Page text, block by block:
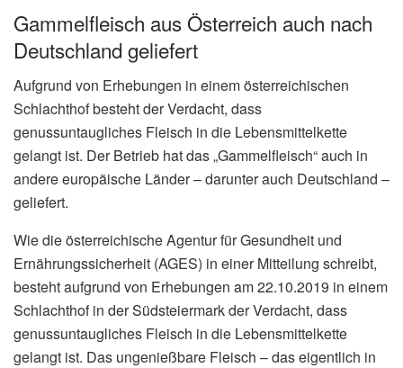
Gammelfleisch aus Österreich auch nach
Deutschland geliefert
Aufgrund von Erhebungen in einem österreichischen
Schlachthof besteht der Verdacht, dass
genussuntaugliches Fleisch in die Lebensmittelkette
gelangt ist. Der Betrieb hat das „Gammelfleisch“ auch in
andere europäische Länder – darunter auch Deutschland –
geliefert.
Wie die österreichische Agentur für Gesundheit und
Ernährungssicherheit (AGES) in einer Mitteilung schreibt,
besteht aufgrund von Erhebungen am 22.10.2019 in einem
Schlachthof in der Südsteiermark der Verdacht, dass
genussuntaugliches Fleisch in die Lebensmittelkette
gelangt ist. Das ungenießbare Fleisch – das eigentlich in